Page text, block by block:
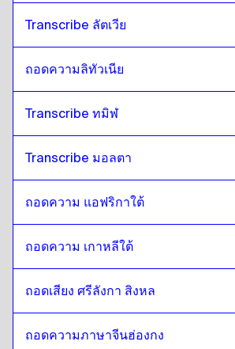
Transcribe ลัตเวีย
ถอดความลิทัวเนีย
Transcribe ทมิฬ
Transcribe มอลตา
ถอดความ แอฟริกาใต้
ถอดความ เกาหลีใต้
ถอดเสียง ศรีลังกา สิงหล
ถอดความภาษาจีนฮ่องกง